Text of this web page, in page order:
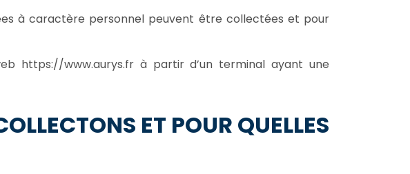
à caractère personnel peuvent être collectées et pour
https://www.aurys.fr à partir d’un terminal ayant une
ET POUR QUELLES